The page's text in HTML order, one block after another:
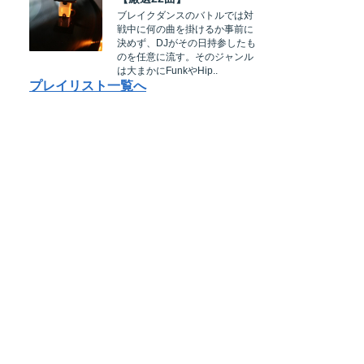
ブレイクダンスのバトルでは対
戦中に何の曲を掛けるか事前に
決めず、DJがその日持参したも
のを任意に流す。そのジャンル
は大まかにFunkやHip..
プレイリスト一覧へ